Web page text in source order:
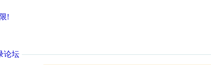
!
论坛